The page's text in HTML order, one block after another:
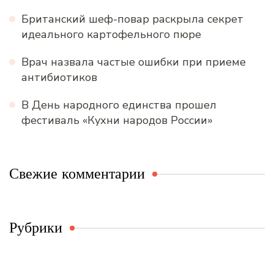
Британский шеф-повар раскрыла секрет
идеального картофельного пюре
Врач назвала частые ошибки при приеме
антибиотиков
В День народного единства прошел
фестиваль «Кухни народов России»
Свежие комментарии
Рубрики